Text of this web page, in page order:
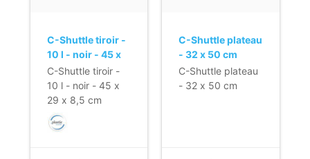
C-Shuttle tiroir -
10 l - noir - 45 x
29 x 8,5 cm
C-Shuttle tiroir -
10 l - noir - 45 x
29 x 8,5 cm
C-Shuttle plateau
- 32 x 50 cm
C-Shuttle plateau
- 32 x 50 cm